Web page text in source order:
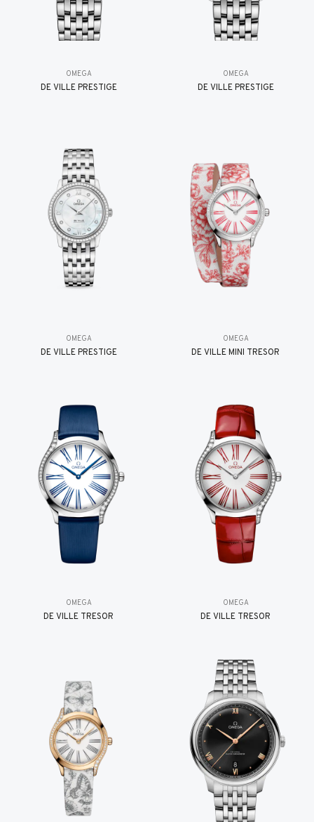
OMEGA
DE VILLE PRESTIGE
OMEGA
DE VILLE PRESTIGE
OMEGA
DE VILLE PRESTIGE
OMEGA
DE VILLE MINI TRÉSOR
OMEGA
DE VILLE TRESOR
OMEGA
DE VILLE TRESOR